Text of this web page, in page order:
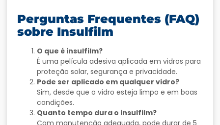
Perguntas Frequentes (FAQ)
sobre Insulfilm
O que é insulfilm?
É uma película adesiva aplicada em vidros para
proteção solar, segurança e privacidade.
Pode ser aplicado em qualquer vidro?
Sim, desde que o vidro esteja limpo e em boas
condições.
Quanto tempo dura o insulfilm?
Com manutenção adequada, pode durar de 5